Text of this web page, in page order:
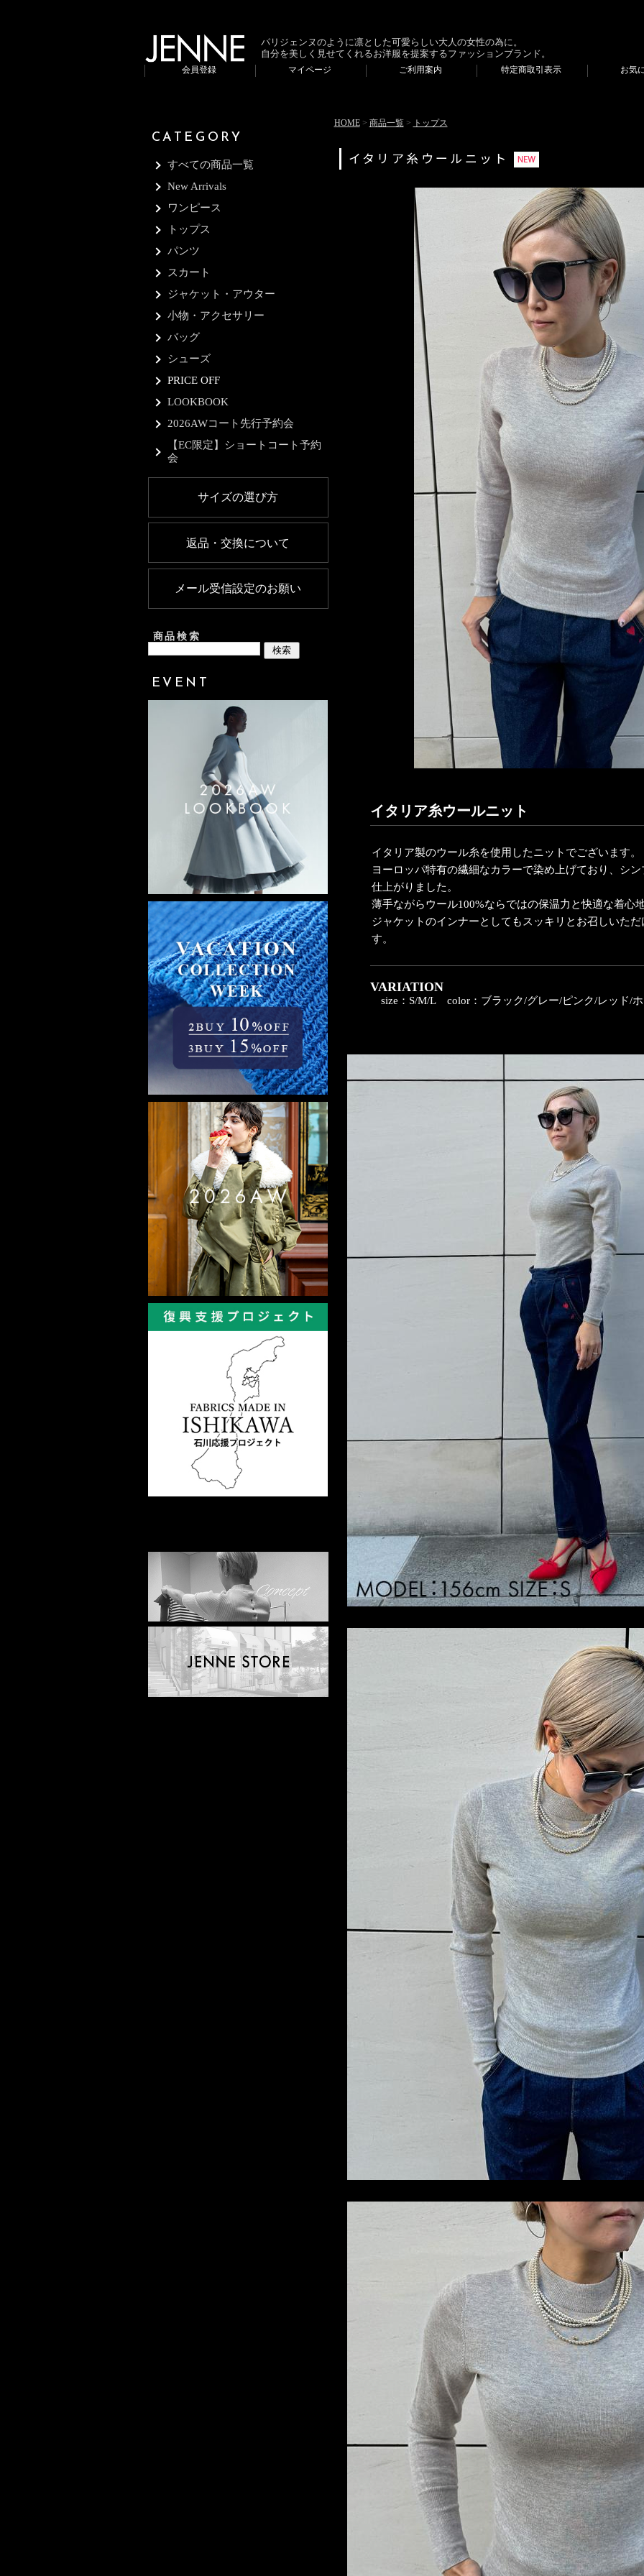
パリジェンヌのように凛とした可愛らしい大人の女性の為に。
自分を美しく見せてくれるお洋服を提案するファッションブランド。
会員登録 マイページ ご利用案内 特定商取引表示 お気
CATEGORY
すべての商品一覧
New Arrivals
ワンピース
トップス
パンツ
スカート
ジャケット・アウター
小物・アクセサリー
バッグ
シューズ
PRICE OFF
LOOKBOOK
2026AWコート先行予約会
【EC限定】ショートコート予約
会
サイズの選び方
返品・交換について
メール受信設定のお願い
商品検索
EVENT
HOME> 商品一覧> トップス
イタリア糸ウールニット
イタリア糸ウールニット
イタリア製のウール糸を使用したニットでございます。
ヨーロッパ特有の繊細なカラーで染め上げており、シ
仕上がりました。
薄手ながらウール100%ならではの保温力と快適な着心
ジャケットのインナーとしてもスッキリとお召しいた
す。
VARIATION
size：S/M/L color：ブラック/グレー/ピンク/レッド/